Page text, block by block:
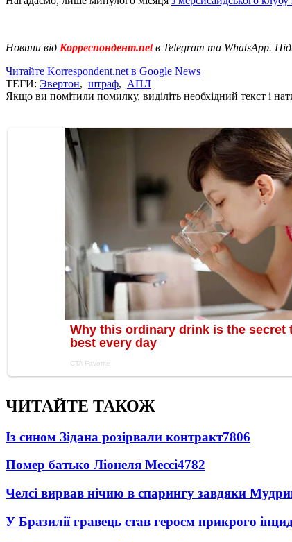
Новини від Корреспондент.netв Telegram та WhatsApp.
Читайте Korrespondent.net в Google News
ТЕГИ: Эвертон, штраф, АПЛ
Якщо ви помітили помилку, виділіть необхідний текст і
ЧИТАЙТЕ ТАКОЖ
Із сином Зідана розірвали контракт7806
Помер батько Ліонеля Мессі4782
Челсі вирвав нічию в спарингу завдяки
У Бразилії гравець став героєм прикрого